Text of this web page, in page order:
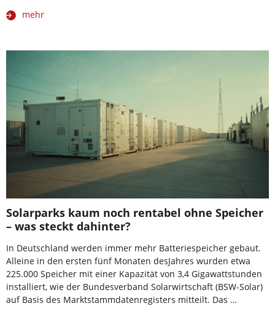
mehr
Solarparks kaum noch rentabel ohne Speicher
– was steckt dahinter?
In Deutschland werden immer mehr Batteriespeicher gebaut.
Alleine in den ersten fünf Monaten desJahres wurden etwa
225.000 Speicher mit einer Kapazität von 3,4 Gigawattstunden
installiert, wie der Bundesverband Solarwirtschaft (BSW-Solar)
auf Basis des Marktstammdatenregisters mitteilt. Das …